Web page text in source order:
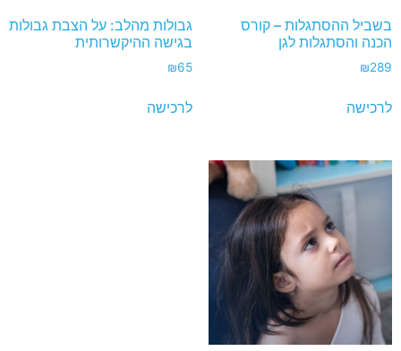
בשביל ההסתגלות – קורס
הכנה והסתגלות לגן
₪289
לרכישה
גבולות מהלב: על הצבת גבולות
בגישה ההיקשרותית
₪65
לרכישה